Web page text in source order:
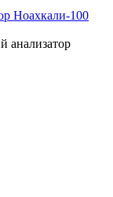
Ноахкали-100
анализатор